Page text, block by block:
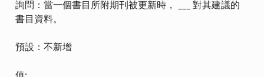
詢問：當一個書目所附期刊被更新時， ___ 對其建議的
書目資料。
預設：不新增